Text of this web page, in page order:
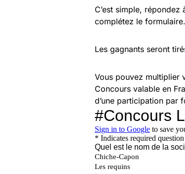
C’est simple,
complétez le formulaire.
Les gagnants seront
Vous pouvez multiplier
Concours valable en
d’une participation par